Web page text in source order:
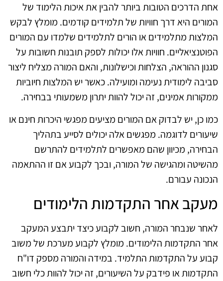
אחת הדרכים הטובות ביותר להבין את איכות הלימוד של
המורים היא דרך חוויות של תלמידים קודמים. מומלץ לבקש
המלצות מתלמידים או הורים לתלמידים שלמדו עם המורים
הפוטנציאליים. חוויות אלו יכולות לספק תובנות חשובות על
סגנון ההוראה, הצלחות וכישלונות, והאם המורה מצליח ליצור
סביבה לימודית נעימה ומועילה. כאשר יש המלצות חיוביות
ממקורות אמינים, זה יכול להוות יתרון משמעותי בבחירה.
כמו כן, יש לבדוק אם המורים מציעים מפגשי היכרות חינם או
שיעורים לדוגמה. מפגשים אלה יכולים לסייע בתהליך
הבחירה, מכיוון שהם מאפשרים לתלמידים להתרשם
מהשיטה ומהגישה של המורה, ובכך לקבוע אם זו ההתאמה
הנכונה עבורם.
מעקב אחר התקדמות הלימודים
לאחר שנבחר המורה, חשוב לקבוע כיצד יתבצע המעקב
אחר התקדמות הלימודים. מומלץ לקבוע מערכת של משוב
קבוע על התקדמות התלמיד. במידה והמורה מספק דו"ח
התקדמות או פידבק על השיעורים, זה יכול להוות כלי חשוב